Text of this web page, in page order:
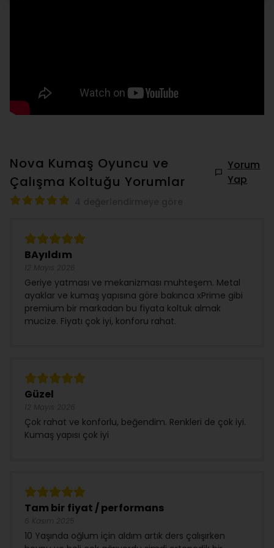
Nova Kumaş Oyuncu ve
Çalışma Koltuğu Yorumlar
Yorum
Yap
BAyıldım
Geriye yatması ve mekanizması muhteşem. Metal
ayaklar ve kumaş yapısına göre bakınca xPrime gibi
premium bir markadan bu fiyata koltuk almak
mucize. Fiyatı çok iyi, konforu rahat.
Güzel
Çok rahat ve konforlu, beğendim. Renkleri de çok iyi.
Kumaş yapısı çok iyi
Tam bir fiyat / performans
10 Yaşında oğlum için aldım artık ders çalışırken